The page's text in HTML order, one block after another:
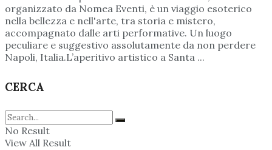
organizzato da Nomea Eventi, è un viaggio esoterico
nella bellezza e nell'arte, tra storia e mistero,
accompagnato dalle arti performative. Un luogo
peculiare e suggestivo assolutamente da non perdere
Napoli, Italia.L’aperitivo artistico a Santa ...
CERCA
No Result
View All Result